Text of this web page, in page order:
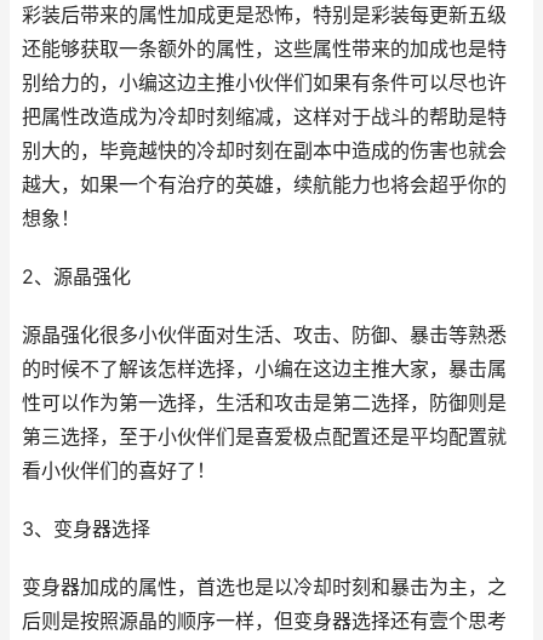
彩装后带来的属性加成更是恐怖，特别是彩装每更新五级
还能够获取一条额外的属性，这些属性带来的加成也是特
别给力的，小编这边主推小伙伴们如果有条件可以尽也许
把属性改造成为冷却时刻缩减，这样对于战斗的帮助是特
别大的，毕竟越快的冷却时刻在副本中造成的伤害也就会
越大，如果一个有治疗的英雄，续航能力也将会超乎你的
想象！
2、源晶强化
源晶强化很多小伙伴面对生活、攻击、防御、暴击等熟悉
的时候不了解该怎样选择，小编在这边主推大家，暴击属
性可以作为第一选择，生活和攻击是第二选择，防御则是
第三选择，至于小伙伴们是喜爱极点配置还是平均配置就
看小伙伴们的喜好了！
3、变身器选择
变身器加成的属性，首选也是以冷却时刻和暴击为主，之
后则是按照源晶的顺序一样，但变身器选择还有壹个思考